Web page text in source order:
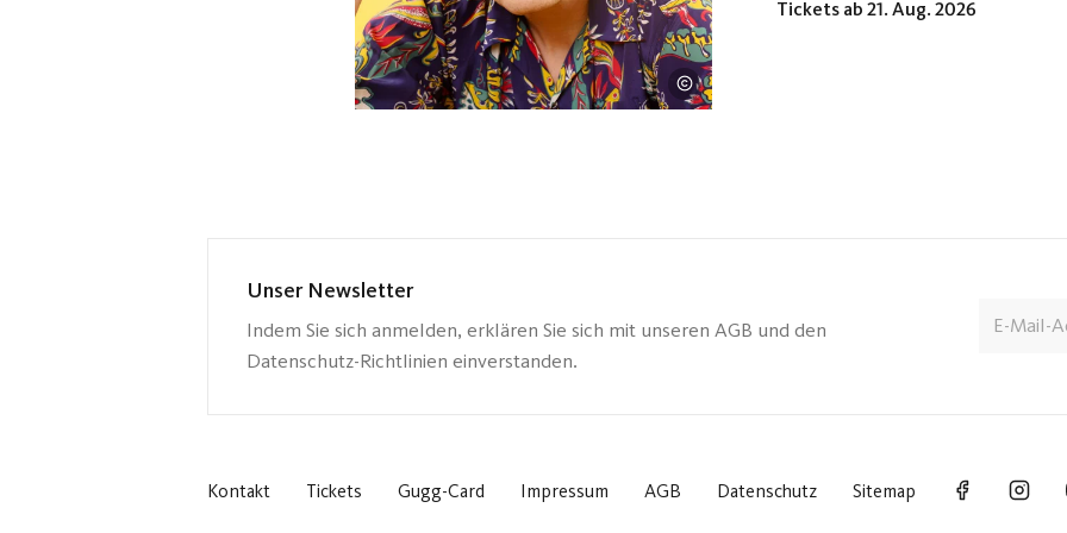
Emotionen – von herzlichen
Tickets ab 21. Aug. 2026
Unser Newsletter
Indem Sie sich anmelden, erklären Sie sich mit unseren AGB und den
Datenschutz-Richtlinien einverstanden.
Kontakt Tickets Gugg-Card Impressum AGB Datenschutz Sitemap